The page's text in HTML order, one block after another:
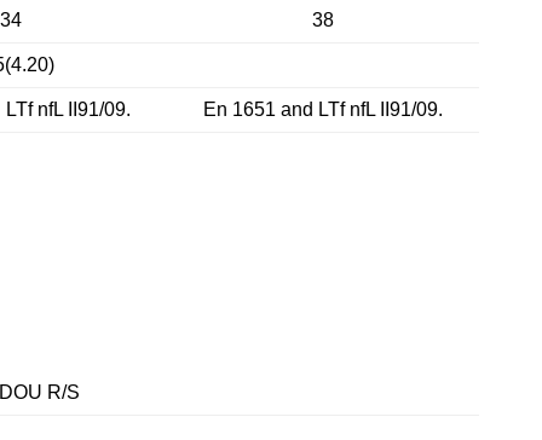
34 38
nfL II91/09. En 1651 and LTf nfL II91/09.
R/S